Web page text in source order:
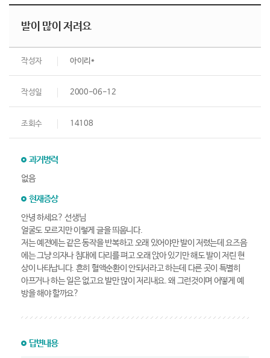
발이 많이 저려요
작성자 아이리*
작성일 2000-06-12
조회수 14108
과거병력
없음
현재증상
안녕 하세요? 선생님
얼굴도 모르지만 이렇게 글을 띄웁니다.
저는 예전에는 같은 동작을 반복하고 오래 있어야만 발이 저렸는데 요즈음
에는 그냥 의자나 침대에 다리를 펴고 오래 앉아 있기만 해도 발이 저린 현
상이 나타납니다. 흔히 혈액순환이 안되서라고 하는데 다른 곳이 특별히
아프거나 하는 일은 없고요 발만 많이 저리내요. 왜 그런것이며 어떻게 예
방을 해야 할까요?
답변내용